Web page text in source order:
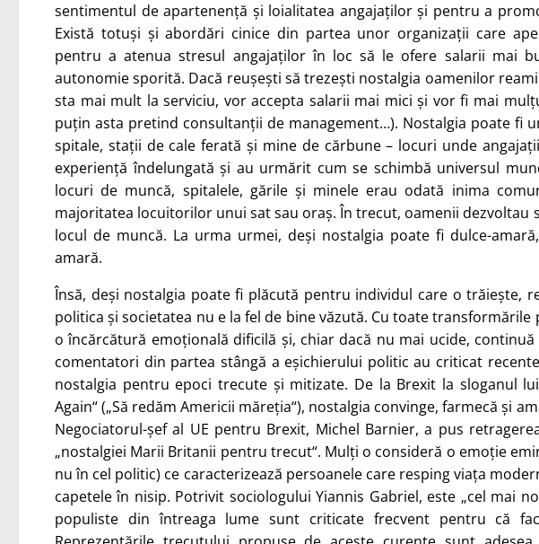
sentimentul de apartenență și loialitatea angajaților și pentru a
Există totuși și abordări cinice din partea unor organizații care
pentru a atenua stresul angajaților în loc să le ofere salarii mai
autonomie sporită. Dacă reușești să trezești nostalgia oamenilor
sta mai mult la serviciu, vor accepta salarii mai mici și vor fi mai
puțin asta pretind consultanții de management…). Nostalgia poate fi
spitale, stații de cale ferată și mine de cărbune – locuri unde
experiență îndelungată și au urmărit cum se schimbă universul
locuri de muncă, spitalele, gările și minele erau odată inima
majoritatea locuitorilor unui sat sau oraș. În trecut, oamenii dezvoltau
locul de muncă. La urma urmei, deși nostalgia poate fi dulce-
amară.
Însă, deși nostalgia poate fi plăcută pentru individul care o trăiește,
politica și societatea nu e la fel de bine văzută. Cu toate
o încărcătură emoțională dificilă și, chiar dacă nu mai ucide,
comentatori din partea stângă a eșichierului politic au criticat
nostalgia pentru epoci trecute și mitizate. De la Brexit la sloganul
Again“ („Să redăm Americii măreția“), nostalgia convinge, farmecă și
Negociatorul-șef al UE pentru Brexit, Michel Barnier, a pus
„nostalgiei Marii Britanii pentru trecut“. Mulți o consideră o emoție
nu în cel politic) ce caracterizează persoanele care resping viața
capetele în nisip. Potrivit sociologului Yiannis Gabriel, este „cel mai
populiste din întreaga lume sunt criticate frecvent pentru că